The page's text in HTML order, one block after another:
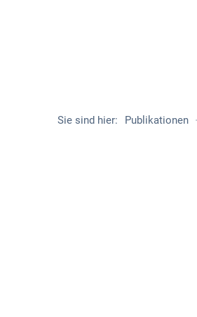
Sie sind hier: Publikationen